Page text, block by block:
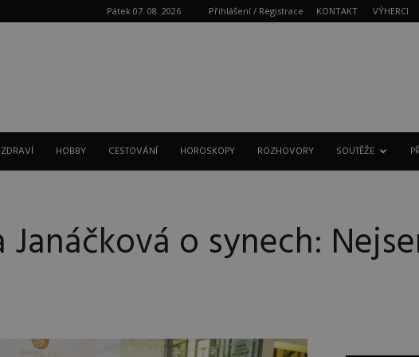
Pátek 07. 08. 2026 Přihlášení / Registrace KONTAKT VÝHERCI
HOBBY CESTOVÁNÍ HOROSKOPY ROZHOVORY SOUTĚŽE
Janáčková o synech: